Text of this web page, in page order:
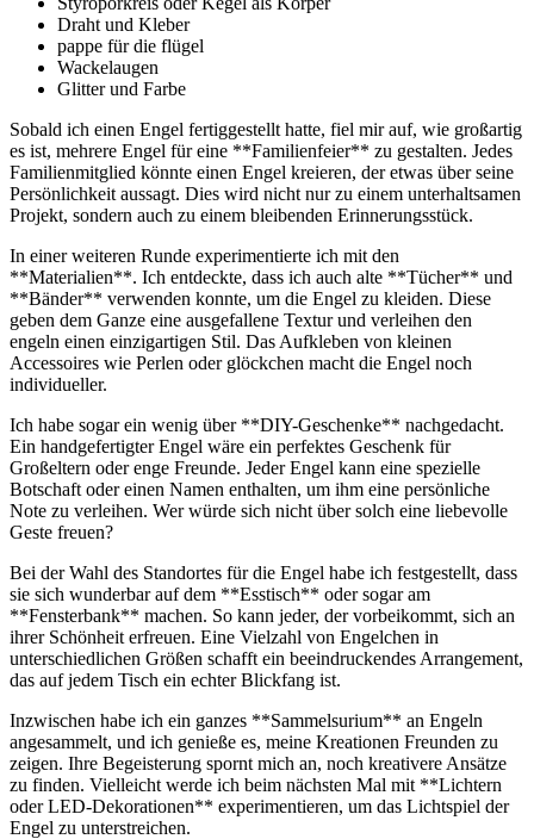
Draht und ‌Kleber
pappe für die flügel
Wackelaugen
Glitter⁢ und Farbe
Sobald ich einen Engel fertiggestellt hatte, fiel mir auf, wie großartig
es ist, mehrere Engel für eine **Familienfeier** ​zu gestalten. Jedes
Familienmitglied könnte einen Engel kreieren,⁤ der ⁢etwas über seine
Persönlichkeit aussagt. Dies ‌wird nicht nur zu einem unterhaltsamen
Projekt, sondern auch zu einem bleibenden Erinnerungsstück.
In ⁣einer ‍weiteren ⁢Runde experimentierte ich⁣ mit den
**Materialien**. ⁤Ich entdeckte, dass ich auch alte **Tücher** und
**Bänder** verwenden konnte, um die Engel zu kleiden. Diese
geben dem Ganze eine ausgefallene Textur und verleihen⁢ den
⁣engeln einen einzigartigen Stil. Das Aufkleben von kleinen
Accessoires wie Perlen oder glöckchen macht die Engel noch
individueller.
Ich habe sogar ein wenig über **DIY-Geschenke** nachgedacht.
Ein handgefertigter⁣ Engel wäre ein perfektes Geschenk für
Großeltern oder enge Freunde. Jeder Engel kann eine spezielle
⁤Botschaft ​oder einen Namen ⁣enthalten, um⁢ ihm⁢ eine persönliche
Note zu verleihen. Wer‍ würde sich nicht über solch eine liebevolle
Geste freuen?
Bei ‍der‌ Wahl ⁣des Standortes für die Engel habe ich festgestellt, dass
sie sich wunderbar auf dem **Esstisch** oder sogar am⁢
**Fensterbank** machen. So kann jeder, der vorbeikommt, sich an
⁤ihrer Schönheit erfreuen. Eine Vielzahl von Engelchen in‍
unterschiedlichen Größen schafft ein​ beeindruckendes Arrangement,⁤
das auf jedem⁣ Tisch ein echter Blickfang ist.
Inzwischen habe ich ein ganzes **Sammelsurium** an Engeln
⁢angesammelt, und ich genieße es, meine ⁤Kreationen Freunden zu
zeigen. Ihre Begeisterung spornt mich an, noch kreativere Ansätze
zu finden. Vielleicht werde ich beim⁣ nächsten‍ Mal mit​ **Lichtern
oder LED-Dekorationen** experimentieren, um das Lichtspiel der
Engel zu ‍unterstreichen.